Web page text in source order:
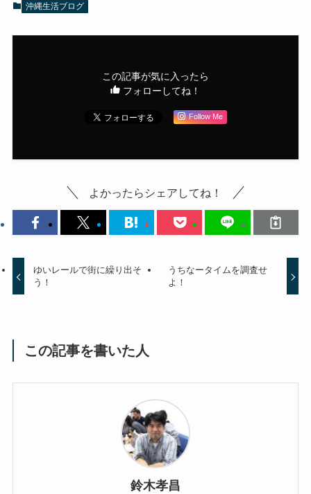
沖縄生活ブログ
この記事が気に入ったら
フォローしてね！
Follow Me
よかったらシェアしてね！
ゆいレールで街に繰り出そ
う！
うちなータイムを調査せ
よ！
この記事を書いた人
鈴木孝昌